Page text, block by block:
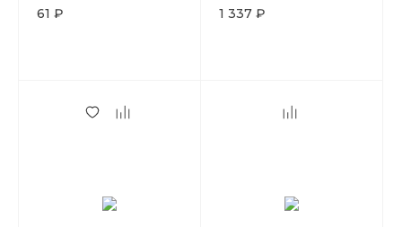
61 ₽
многоразовый, 20
1 337 ₽